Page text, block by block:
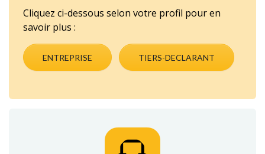
Cliquez ci-dessous selon votre profil pour en
savoir plus :
ENTREPRISE TIERS-DECLARANT